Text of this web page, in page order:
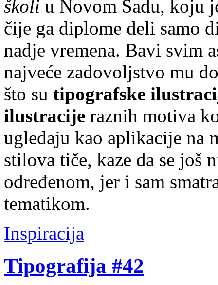
školi u Novom Sadu, koju
čije ga diplome deli samo
nadje vremena. Bavi svim
najveće zadovoljstvo mu
što su tipografske
ilustracije raznih motiva
ugledaju kao aplikacije na
stilova tiče, kaze da se još
određenom, jer i sam
tematikom.
Inspiracija
Tipografija #42